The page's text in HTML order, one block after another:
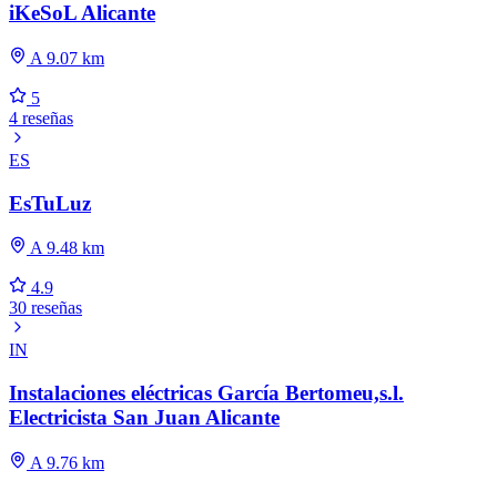
iKeSoL Alicante
A 9.07 km
5
4 reseñas
ES
EsTuLuz
A 9.48 km
4.9
30 reseñas
IN
Instalaciones eléctricas García Bertomeu,s.l.
Electricista San Juan Alicante
A 9.76 km